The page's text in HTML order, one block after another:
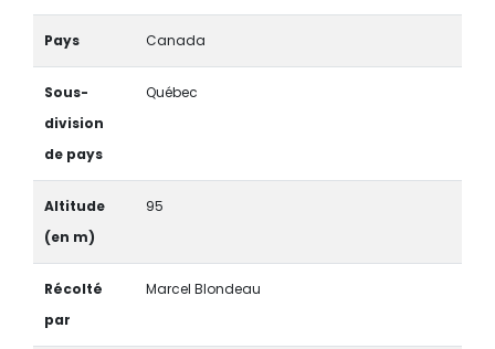
Pays Canada
Sous-
division
de pays
Québec
Altitude
(en m)
95
Récolté
par
Marcel Blondeau